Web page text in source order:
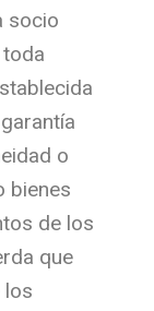
socio
o
bienes
de los
que
los